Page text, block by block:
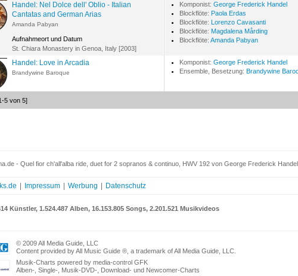
Handel: Nel Dolce dell' Oblio - Italian
Cantatas and German Arias
Amanda Pabyan
Aufnahmeort und Datum
St. Chiara Monastery in Genoa, Italy [2003]
Komponist: George Frederick Handel
Blockflöte: Paola Erdas
Blockflöte: Lorenzo Cavasanti
Blockflöte: Magdalena Mårding
Blockflöte: Amanda Pabyan
Handel: Love in Arcadia
Brandywine Baroque
Komponist: George Frederick Handel
Ensemble, Besetzung: Brandywine
5 von 5]
- Quel fior ch'all'alba ride, duet for 2 sopranos & continuo, HWV 192 von George Frederick Handel
Impressum Werbung Datenschutz
Künstler, 1.524.487 Alben, 16.153.805 Songs, 2.201.521 Musikvideos
© 2009 All Media Guide, LLC
Content provided by All Music Guide ®, a trademark of All Media Guide, LLC.
Musik-Charts powered by media-control GFK
Alben-, Single-, Musik-DVD-, Download- und Newcomer-Charts